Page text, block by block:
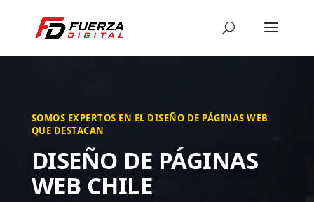
SOMOS EXPERTOS EN EL DISEÑO DE PÁGINAS WEB
QUE DESTACAN
DISEÑO DE PÁGINAS
WEB CHILE